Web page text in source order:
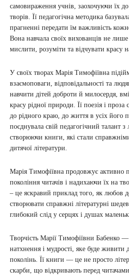
самовираження учнів, заохочуючи їх
творів. Її педагогічна методика
прагненні передати їм важливість
Вона навчала своїх вихованців не
мислити, розуміти та відчувати красу
У своїх творах Марія Тимофіївна
взаємоповаги, відповідальності та
навчити дітей доброти й милосердя,
красу рідної природи. Її поезія і
до рідного краю, до життя в усіх його
поєднувала свій педагогічний талант з
створюючи книги, які стали
дитячої літератури.
Марія Тимофіївна продовжує активно
покоління читачів і надихаючи їх на
– це яскравий приклад того, як любов
створювати справжні літературні
глибокий слід у серцях і душах
Творчість Марії Тимофіївни Бабенко
натхнення і мудрості, яке буде живити
поколінь. Її книги — це не просто
скарби, що відкривають перед